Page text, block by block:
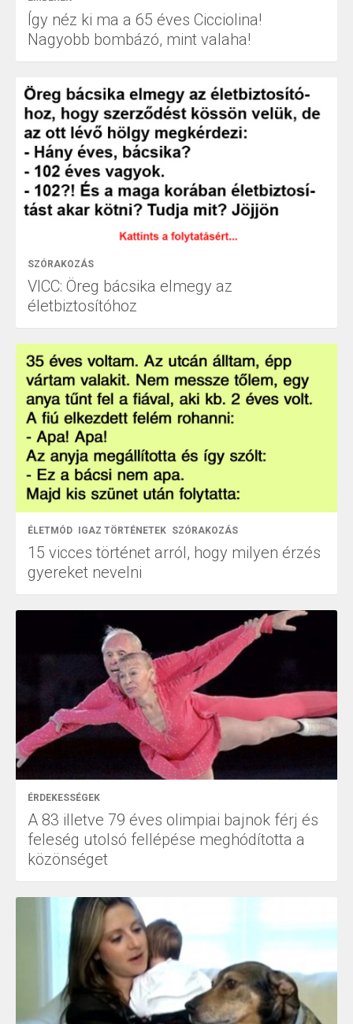
Így néz ki ma a 65 éves Cicciolina!
Nagyobb bombázó, mint valaha!
SZÓRAKOZÁS
VICC: Öreg bácsika elmegy az
életbiztosítóhoz
ÉLETMÓD IGAZ TÖRTÉNETEK SZÓRAKOZÁS
15 vicces történet arról, hogy milyen érzés
gyereket nevelni
ÉRDEKESSÉGEK
A 83 illetve 79 éves olimpiai bajnok férj és
feleség utolsó fellépése meghódította a
közönséget